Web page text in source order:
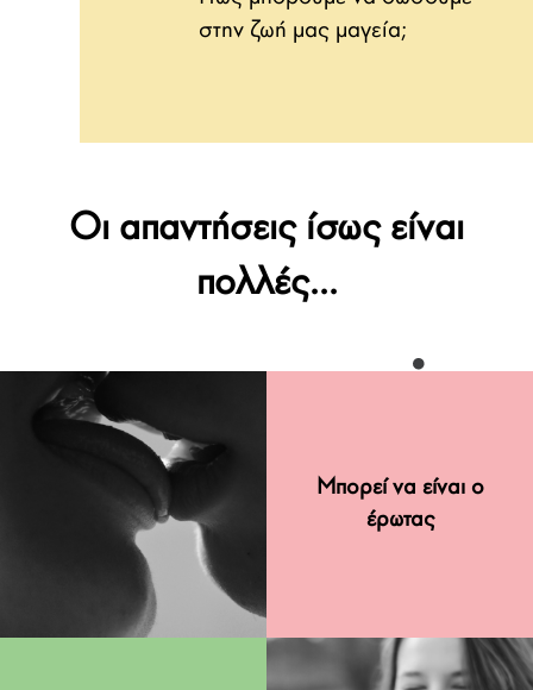
στην ζωή μας μαγεία;
Οι απαντήσεις ίσως είναι
πολλές...
Μπορεί να είναι ο
έρωτας